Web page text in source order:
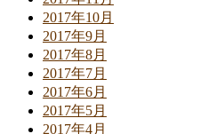
2017年10月
2017年9月
2017年8月
2017年7月
2017年6月
2017年5月
2017年4月